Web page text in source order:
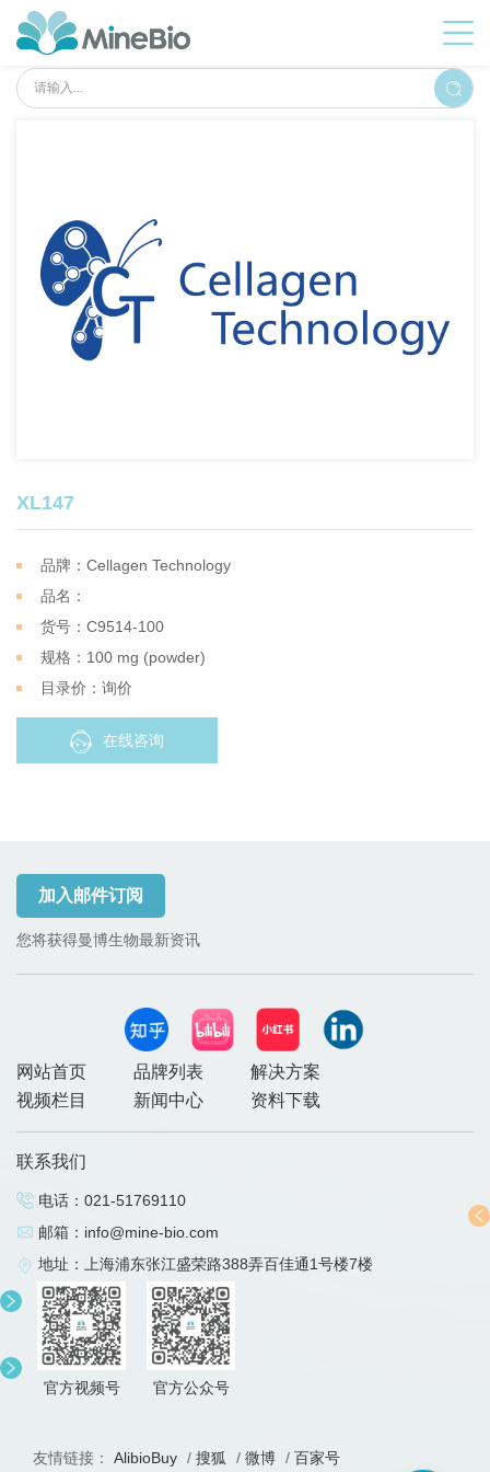
XL147
品牌：Cellagen Technology
品名：
货号：C9514-100
规格：100 mg (powder)
目录价：询价
在线咨询
加入邮件订阅
您将获得曼博生物最新资讯
网站首页 品牌列表
解决方案
视频栏目
新闻中心 资料下载
联系我们
电话： 021-51769110
邮箱： info@mine-bio.com
地址：上海浦东张江盛荣路388弄百佳通1号楼7楼
官方视频号 官方公众号
友情链接： AlibioBuy / 搜狐 / 微博 / 百家号